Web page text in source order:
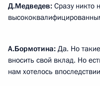
Д.Медведев: Сразу никто
А.Бормотина: Да. Но
вносить свой вклад. Но
нам хотелось